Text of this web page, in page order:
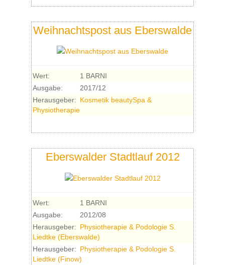
Weihnachtspost aus Eberswalde
Wert:
1 BARNI
Ausgabe:
2017/12
Herausgeber: Kosmetik beautySpa &
Physiotherapie
Eberswalder Stadtlauf 2012
Wert:
1 BARNI
Ausgabe:
2012/08
Herausgeber: Physiotherapie & Podologie S.
Liedtke (Eberswalde)
Herausgeber: Physiotherapie & Podologie S.
Liedtke (Finow)